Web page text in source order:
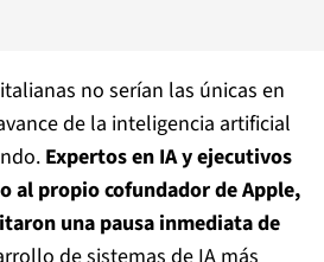
no serían las únicas en
de la inteligencia artificial
Expertos en IA y ejecutivos
al propio cofundador de Apple,
una pausa inmediata de